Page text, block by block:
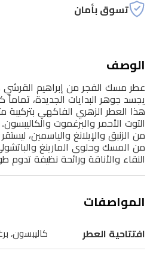
الجديدة،
نسمات
يتميز
هذا
العطر
الزهري
الفاكهي
متناغمة
بنفحات
تسوق بأمان
الوصف
عطر مسك الفجر من إبراهيم
يجسد جوهر البدايات الجديدة، تماماً
هذا العطر الزهري الفاكهي بتركيبة
التوت الأحمر والبرغموت
من الزنبق والإيلانغ والياسمين،
من المسك وحلوى المارينغ
النقاء والأناقة ورائحة نظيفة تدوم
المواصفات
افتتاحية العطر كاليبسون،